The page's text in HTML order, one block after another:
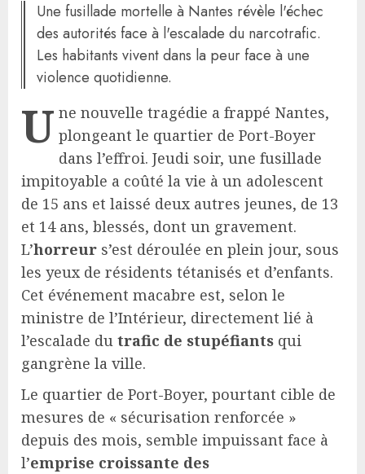
Une fusillade mortelle à Nantes révèle l'échec
des autorités face à l'escalade du narcotrafic.
Les habitants vivent dans la peur face à une
violence quotidienne.
U ne nouvelle tragédie a frappé Nantes,
plongeant le quartier de Port-Boyer
dans l’effroi. Jeudi soir, une fusillade
impitoyable a coûté la vie à un adolescent
de 15 ans et laissé deux autres jeunes, de 13
et 14 ans, blessés, dont un gravement.
L’horreur s’est déroulée en plein jour, sous
les yeux de résidents tétanisés et d’enfants.
Cet événement macabre est, selon le
ministre de l’Intérieur, directement lié à
l’escalade du trafic de stupéfiants qui
gangrène la ville.
Le quartier de Port-Boyer, pourtant cible de
mesures de « sécurisation renforcée »
depuis des mois, semble impuissant face à
l’emprise croissante des